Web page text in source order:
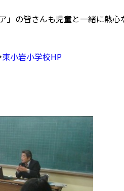
」の皆さんも児童と一緒に熱心
東小岩小学校HP